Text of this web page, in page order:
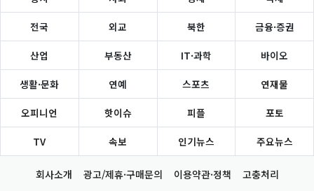
전국 외교 북한 금융·증권
산업 부동산 IT·과학 바이오
생활·문화 연예 스포츠 연재물
오피니언 핫이슈 피플 포토
TV 속보 인기뉴스 주요뉴스
회사소개 광고/제휴·구매문의 이용약관·정책 고충처리